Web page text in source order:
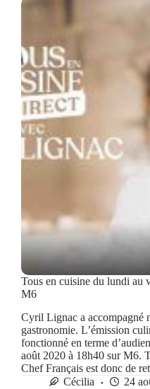
Tous en cuisine du lundi au
M6
Cyril Lignac a accompagné
gastronomie. L’émission
fonctionné en terme
août 2020 à 18h40 sur M6.
Chef Français est donc de
Cécilia
24